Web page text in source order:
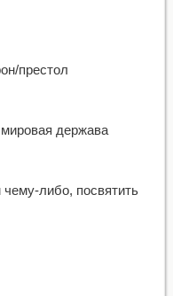
престол
держава
либо, посвятить